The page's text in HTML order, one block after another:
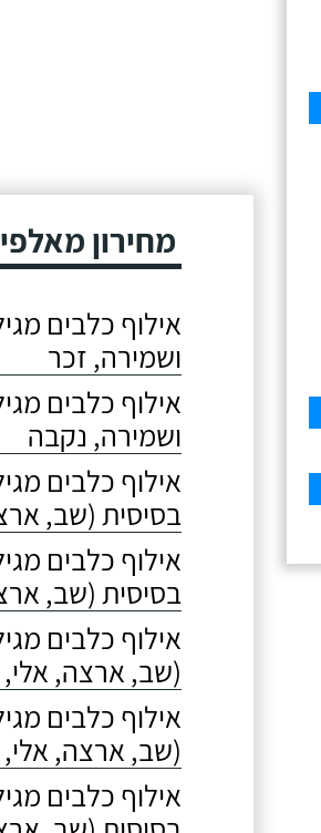
מחירון
אילוף כלבים
ושמירה, זכר
אילוף כלבים
ושמירה, נקבה
אילוף כלבים
בסיסית (שב,
אילוף כלבים
בסיסית (שב,
אילוף כלבים
(שב, ארצה, אלי,
אילוף כלבים
(שב, ארצה, אלי,
אילוף כלבים